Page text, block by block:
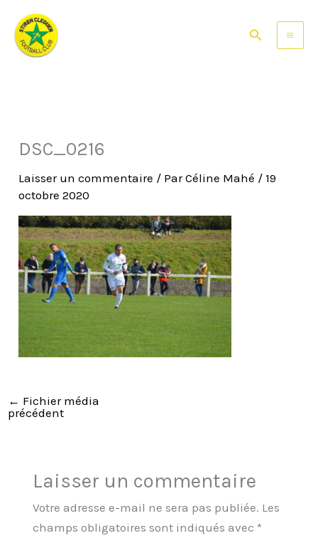
contenu
Rechercher
DSC_0216
Laisser un commentaire / ParCéline Mahé / 19
octobre 2020
← Fichier média
précédent
Laisser un commentaire
Votre adresse e-mail ne sera pas publiée. Les
champs obligatoires sont indiqués avec *